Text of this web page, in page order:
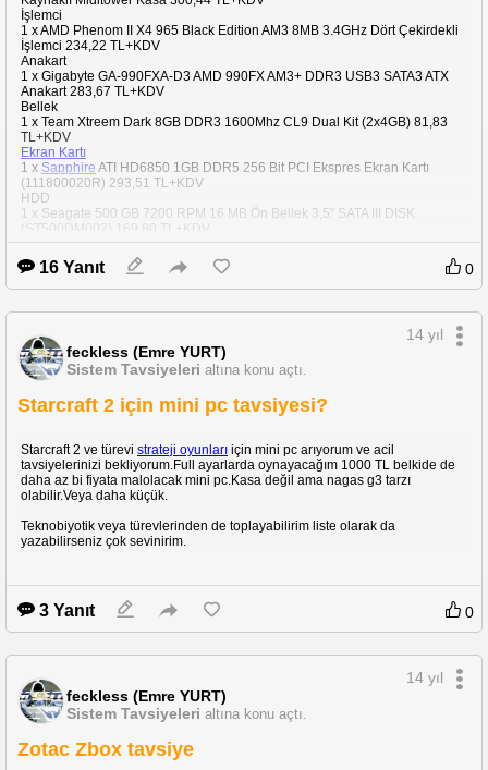
İşlemci
1 x AMD Phenom II X4 965 Black Edition AM3 8MB 3.4GHz Dört Çekirdekli
İşlemci 234,22 TL+KDV
Anakart
1 x Gigabyte GA-990FXA-D3 AMD 990FX AM3+ DDR3 USB3 SATA3 ATX
Anakart 283,67 TL+KDV
Bellek
1 x Team Xtreem Dark 8GB DDR3 1600Mhz CL9 Dual Kit (2x4GB) 81,83
TL+KDV
Ekran Kartı
1 x Sapphire ATI HD6850 1GB DDR5 256 Bit PCI Ekspres Ekran Kartı
(111800020R) 293,51 TL+KDV
HDD
1 x Seagate 500 GB 7200 RPM 16 MB Ön Bellek 3,5" SATA III DISK
(ST500DM002) 169,80 TL+KDV
Optik Sürücü
1 x SONY AD-5280S-0B DVD-RW 24X SATA (Kutusuz) 45,12 TL+KDV
1350 civarı limit var oyuncu kasası olacak
16 Yanıt 0
feckless (Emre YURT)
Sistem Tavsiyeleri altına konu açtı.
14 yıl
Starcraft 2 için mini pc tavsiyesi?
Starcraft 2 ve türevi strateji oyunları için mini pc arıyorum ve acil
tavsiyelerinizi bekliyorum.Full ayarlarda oynayacağım 1000 TL belkide de
daha az bi fiyata malolacak mini pc.Kasa değil ama nagas g3 tarzı
olabilir.Veya daha küçük.
Teknobiyotik veya türevlerinden de toplayabilirim liste olarak da
yazabilirseniz çok sevinirim.
3 Yanıt 0
feckless (Emre YURT)
Sistem Tavsiyeleri altına konu açtı.
14 yıl
Zotac Zbox tavsiye